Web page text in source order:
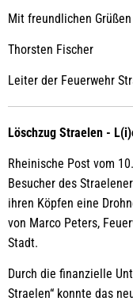
Mit freundlichen Grüßen
Thorsten Fischer
Leiter der Feuerwehr
Löschzug Straelen -
Rheinische Post vom
Besucher des
ihren Köpfen eine
von Marco Peters,
Stadt.
Durch die finanzielle
Straelen“ konnte das